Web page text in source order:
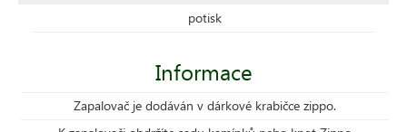
potisk
Informace
Zapalovač je dodáván v dárkové krabičce zippo.